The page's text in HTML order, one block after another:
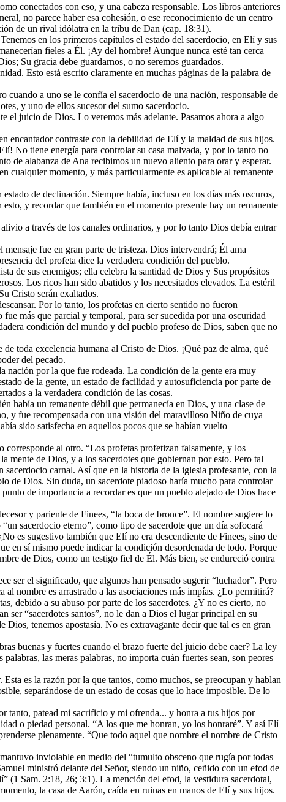
conectados con eso, y una cabeza responsable. Los libros anteriores
no parece haber esa cohesión, o ese reconocimiento de un centro
de un rival idólatra en la tribu de Dan (cap. 18:31).
en los primeros capítulos el estado del sacerdocio, en Elí y sus
fieles a Él. ¡Ay del hombre! Aunque nunca esté tan cerca
Su gracia debe guardarnos, o no seremos guardados.
Esto está escrito claramente en muchas páginas de la palabra de
a uno se le confía el sacerdocio de una nación, responsable de
y uno de ellos sucesor del sumo sacerdocio.
el juicio de Dios. Lo veremos más adelante. Pasamos ahora a algo
encantador contraste con la debilidad de Elí y la maldad de sus hijos.
No tiene energía para controlar su casa malvada, y por lo tanto no
de alabanza de Ana recibimos un nuevo aliento para orar y esperar.
cualquier momento, y más particularmente es aplicable al remanente
de declinación. Siempre había, incluso en los días más oscuros,
y recordar que también en el momento presente hay un remanente
a través de los canales ordinarios, y por lo tanto Dios debía entrar
fue en gran parte de tristeza. Dios intervendrá; Él ama
del profeta dice la verdadera condición del pueblo.
de sus enemigos; ella celebra la santidad de Dios y Sus propósitos
Los ricos han sido abatidos y los necesitados elevados. La estéril
Cristo serán exaltados.
Por lo tanto, los profetas en cierto sentido no fueron
más que parcial y temporal, para ser sucedida por una oscuridad
condición del mundo y del pueblo profeso de Dios, saben que no
toda excelencia humana al Cristo de Dios. ¡Qué paz de alma, qué
del pecado.
nación por la que fue rodeada. La condición de la gente era muy
de la gente, un estado de facilidad y autosuficiencia por parte de
a la verdadera condición de las cosas.
había un remanente débil que permanecía en Dios, y una clase de
y fue recompensada con una visión del maravilloso Niño de cuya
sido satisfecha en aquellos pocos que se habían vuelto
al otro. “Los profetas profetizan falsamente, y los
mente de Dios, y a los sacerdotes que gobiernan por esto. Pero tal
sacerdocio carnal. Así que en la historia de la iglesia profesante, con la
de Dios. Sin duda, un sacerdote piadoso haría mucho para controlar
de importancia a recordar es que un pueblo alejado de Dios hace
y pariente de Finees, “la boca de bronce”. El nombre sugiere lo
sacerdocio eterno”, como tipo de sacerdote que un día sofocará
es sugestivo también que Elí no era descendiente de Finees, sino de
en sí mismo puede indicar la condición desordenada de todo. Porque
de Dios, como un testigo fiel de Él. Más bien, se endureció contra
ser el significado, que algunos han pensado sugerir “luchador”. Pero
nombre es arrastrado a las asociaciones más impías. ¿Lo permitirá?
debido a su abuso por parte de los sacerdotes. ¿Y no es cierto, no
ser “sacerdotes santos”, no le dan a Dios el lugar principal en su
tenemos apostasía. No es extravagante decir que tal es en gran
buenas y fuertes cuando el brazo fuerte del juicio debe caer? La ley
las meras palabras, no importa cuán fuertes sean, son peores
es la razón por la que tantos, como muchos, se preocupan y hablan
separándose de un estado de cosas que lo hace imposible. De lo
tanto, patead mi sacrificio y mi ofrenda... y honra a tus hijos por
o piedad personal. “A los que me honran, yo los honraré”. Y así Elí
plenamente. “Que todo aquel que nombre el nombre de Cristo
inviolable en medio del “tumulto obsceno que rugía por todas
ministró delante del Señor, siendo un niño, ceñido con un efod de
(1 Sam. 2:18, 26; 3:1). La mención del efod, la vestidura sacerdotal,
la casa de Aarón, caída en ruinas en manos de Elí y sus hijos.